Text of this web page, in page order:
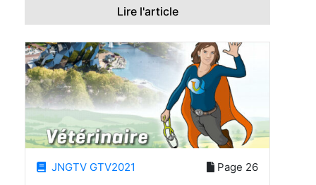
Lire l'article
JNGTV GTV2021 Page 26